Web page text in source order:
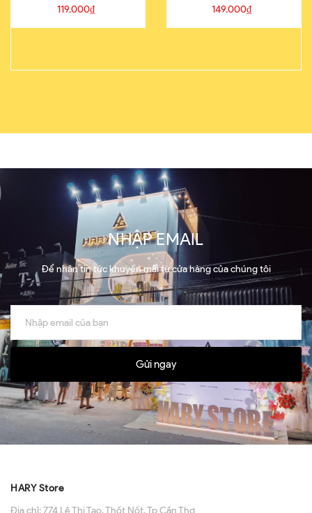
821-1
119.000₫
SAU
149.000₫
NHẬP EMAIL
Để nhận tin tức khuyến mãi từ cửa hàng của chúng tôi
Gửi ngay
HARY Store